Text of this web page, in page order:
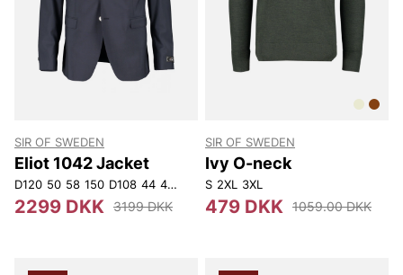
SIR OF SWEDEN
Eliot 1042 Jacket
D120 50 58 150 D108 44 48 108 156 D116
2299 DKK 3199 DKK
SIR OF SWEDEN
Ivy O-neck
S 2XL 3XL
479 DKK 1059.00 DKK